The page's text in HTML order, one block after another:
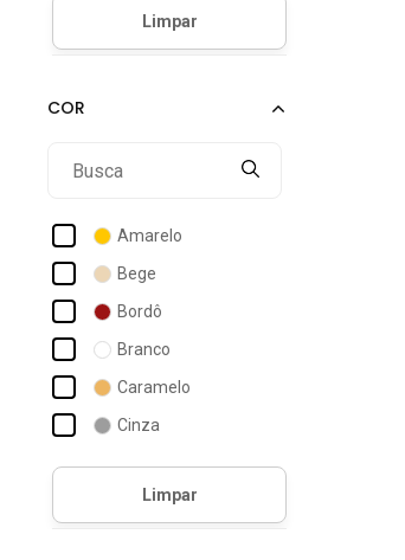
Arara Dourada
Bauarte
Amarelo
Bege
Bordô
Branco
Caramelo
Cinza
Dourado
Marrom